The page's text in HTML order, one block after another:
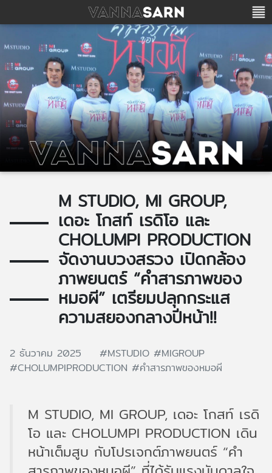
M STUDIO, MI GROUP,
เดอะ โกสท์ เรดิโอ และ
CHOLUMPI PRODUCTION
จัดงานบวงสรวง เปิดกล้อง
ภาพยนตร์ “คำสารภาพของ
หมอผี” เตรียมปลุกกระแส
ความสยองกลางปีหน้า!!
2 ธันวาคม 2025 #MSTUDIO #MIGROUP
#CHOLUMPIPRODUCTION #คำสารภาพของหมอผี
M STUDIO, MI GROUP, เดอะ โกสท์ เรดิ
โอ และ CHOLUMPI PRODUCTION เดิน
หน้าเต็มสูบ กับโปรเจกต์ภาพยนตร์ “คำ